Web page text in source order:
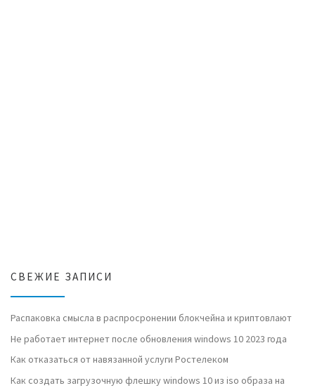
СВЕЖИЕ ЗАПИСИ
Распаковка смысла в распросронении блокчейна и криптовлают
Не работает интернет после обновления windows 10 2023 года
Как отказаться от навязанной услуги Ростелеком
Как создать загрузочную флешку windows 10 из iso образа на